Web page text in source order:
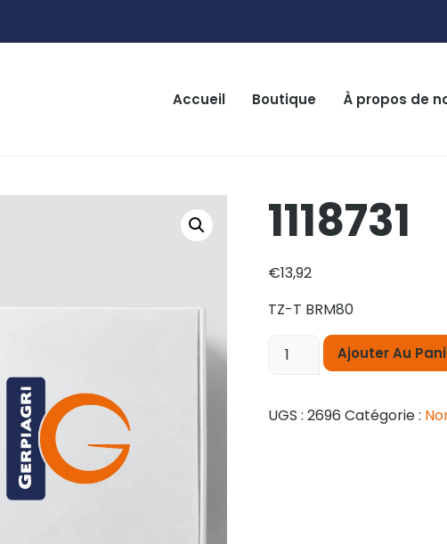
Accueil Boutique À propos de
1118731
€13,92
TZ-T BRM80
Ajouter Au
UGS : 2696 Catégorie :